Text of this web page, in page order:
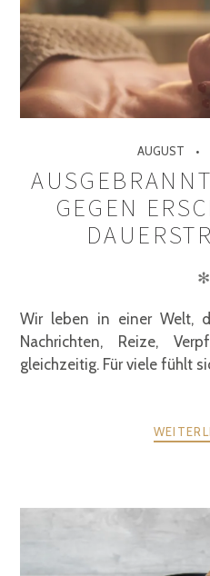
AUGUST
GEGEN
✻
Wir leben in einer Welt,
Nachrichten, Reize,
gleichzeitig. Für viele fühlt